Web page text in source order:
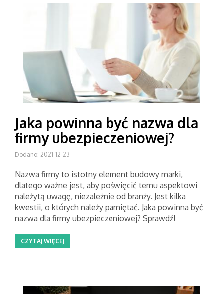
Jaka powinna być nazwa dla
firmy ubezpieczeniowej?
Dodano: 2021-12-23
Nazwa firmy to istotny element budowy marki,
dlatego ważne jest, aby poświęcić temu aspektowi
należytą uwagę, niezależnie od branży. Jest kilka
kwestii, o których należy pamiętać. Jaka powinna być
nazwa dla firmy ubezpieczeniowej? Sprawdź!
CZYTAJ WIĘCEJ